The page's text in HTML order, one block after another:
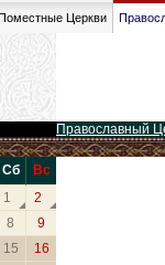
Церкви
Православный
Сб
Вс
1
2
8
9
15
16